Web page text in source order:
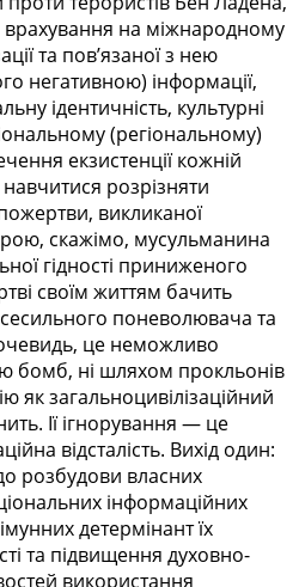
врахування на міжнародному
та пов’язаної з нею
негативною) інформації,
ідентичність, культурні
(регіональному)
екзистенції кожній
розрізняти
викликаної
скажімо, мусульманина
гідності приниженого
своїм життям бачить
поневолювача та
це неможливо
бомб, ні шляхом прокльонів
як загальноцивілізаційний
Ії ігнорування — це
відсталість. Вихід один:
розбудови власних
інформаційних
детермінант їх
та підвищення духовно-
використання